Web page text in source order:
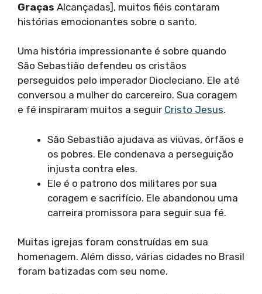
Graças Alcançadas], muitos fiéis contaram
histórias emocionantes sobre o santo.
Uma história impressionante é sobre quando
São Sebastião defendeu os cristãos
perseguidos pelo imperador Diocleciano. Ele até
conversou a mulher do carcereiro. Sua coragem
e fé inspiraram muitos a seguir Cristo Jesus.
São Sebastião ajudava as viúvas, órfãos e
os pobres. Ele condenava a perseguição
injusta contra eles.
Ele é o patrono dos militares por sua
coragem e sacrifício. Ele abandonou uma
carreira promissora para seguir sua fé.
Muitas igrejas foram construídas em sua
homenagem. Além disso, várias cidades no Brasil
foram batizadas com seu nome.